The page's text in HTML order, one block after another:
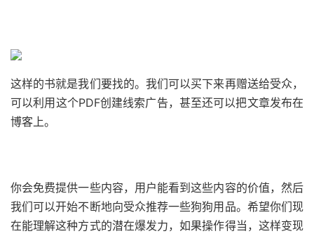
这样的书就是我们要找的。 我们可以买下来再赠送给受众，
可以利用这个PDF创建线索广告，甚至还可以把文章发布在
博客上。
你会免费提供一些内容，用户能看到这些内容的价值，然后
我们可以开始不断地向受众推荐一些狗狗用品。 希望你们现
在能理解这种方式的潜在爆发力，如果操作得当，这样变现